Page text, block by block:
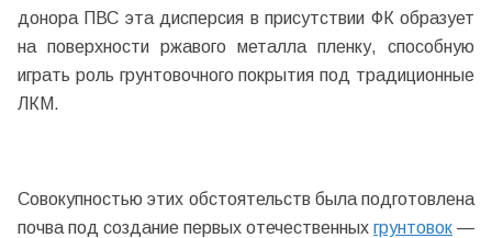
донора ПВС эта дисперсия в присутствии ФК образует
на поверхности ржавого металла пленку, способную
играть роль грунтовочного покрытия под традиционные
ЛКМ.
Совокупностью этих обстоятельств была подготовлена
почва под создание первых отечественных грунтовок —